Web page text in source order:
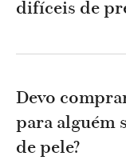
difíceis de
Devo
para alguém
de pele?